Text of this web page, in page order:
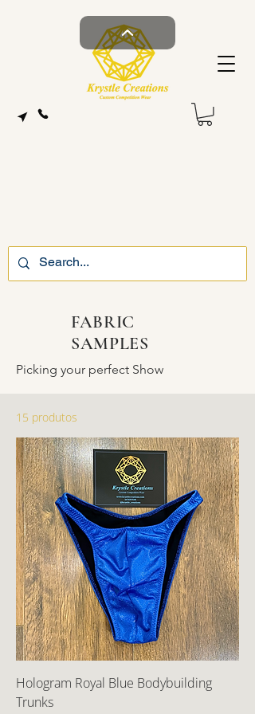
FABRIC
SAMPLES
Picking your perfect Show
15 produtos
Hologram Royal Blue Bodybuilding
Trunks